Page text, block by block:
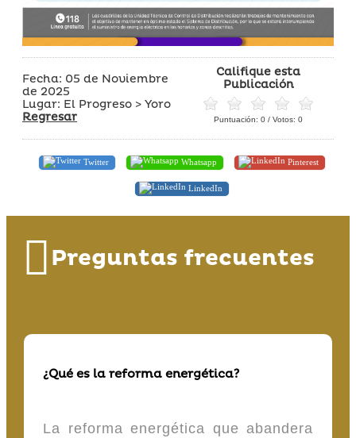
Fecha: 05 de Noviembre
de 2025
Lugar: El Progreso > Yoro
Regresar
Califique esta
Publicación
Puntuación: 0 / Votos: 0
Twitter Whatsapp Pinterest
LinkedIn
Preguntas frecuentes
¿Qué es la reforma energética?
La reforma energética que abandera